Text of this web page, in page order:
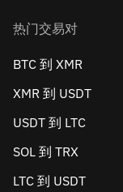
热门交易对
BTC 到 XMR
XMR 到 USDT
USDT 到 LTC
SOL 到 TRX
LTC 到 USDT